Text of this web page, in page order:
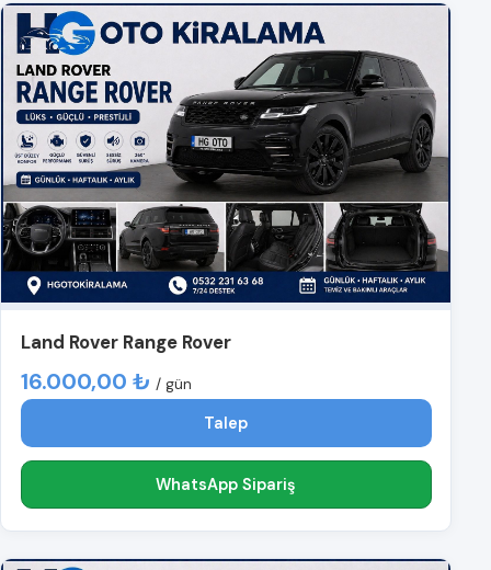
Land Rover Range Rover
16.000,00 ₺ / gün
Talep
WhatsApp Sipariş